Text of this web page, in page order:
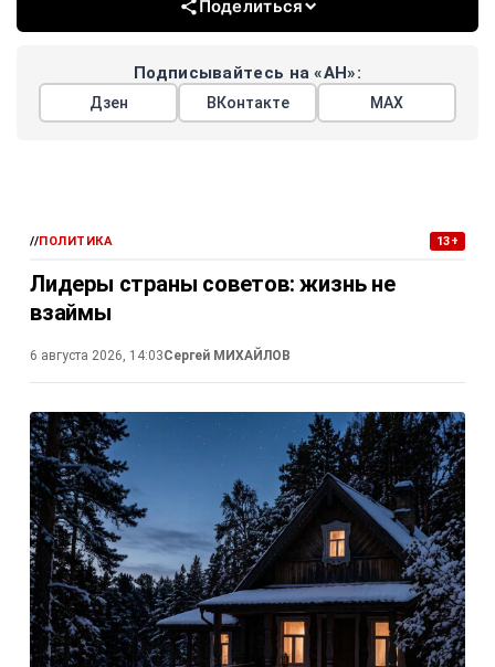
Поделиться
Подписывайтесь на «АН»:
Дзен ВКонтакте МАХ
//ПОЛИТИКА 13+
Лидеры страны советов: жизнь не
взаймы
6 августа 2026, 14:03Сергей МИХАЙЛОВ